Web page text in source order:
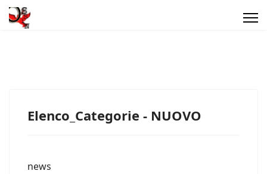
Elenco_Categorie - NUOVO
news